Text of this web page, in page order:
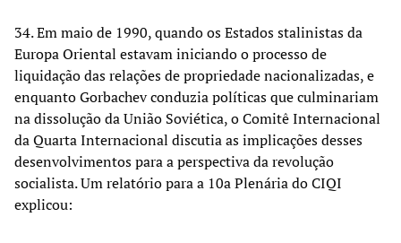
34. Em maio de 1990, quando os Estados stalinistas da
Europa Oriental estavam iniciando o processo de
liquidação das relações de propriedade nacionalizadas, e
enquanto Gorbachev conduzia políticas que culminariam
na dissolução da União Soviética, o Comitê Internacional
da Quarta Internacional discutia as implicações desses
desenvolvimentos para a perspectiva da revolução
socialista. Um relatório para a 10a Plenária do CIQI
explicou: